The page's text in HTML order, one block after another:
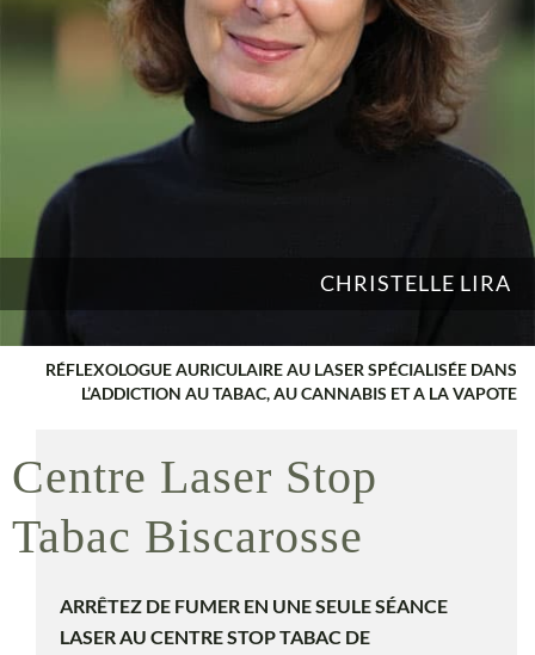
Centre Laser Stop
Tabac Biscarosse
ARRÊTEZ DE FUMER EN UNE SEULE SÉANCE
LASER AU CENTRE STOP TABAC DE
CHRISTELLE LIRA
RÉFLEXOLOGUE AURICULAIRE AU LASER SPÉCIALISÉE DANS
L’ADDICTION AU TABAC, AU CANNABIS ET A LA VAPOTE